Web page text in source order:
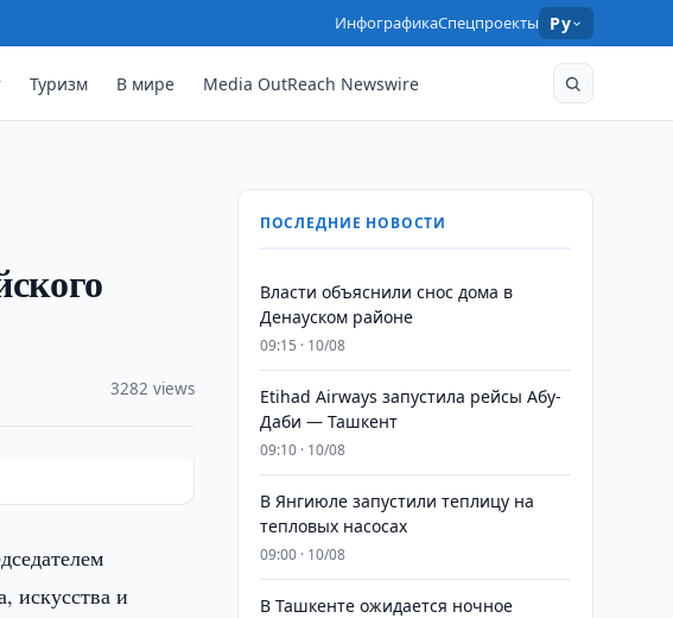
ИнфографикаСпецпроекты Ру
Туризм В мире Media OutReach Newswire
3282 views
искусства и
ПОСЛЕДНИЕ НОВОСТИ
Власти объяснили снос дома в
Денауском районе
09:15 · 10/08
Etihad Airways запустила рейсы Абу-
Даби — Ташкент
09:10 · 10/08
В Янгиюле запустили теплицу на
тепловых насосах
09:00 · 10/08
В Ташкенте ожидается ночное